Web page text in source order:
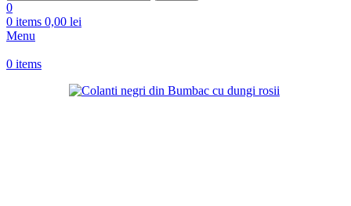
0
0 items 0,00 lei
Menu
0 items